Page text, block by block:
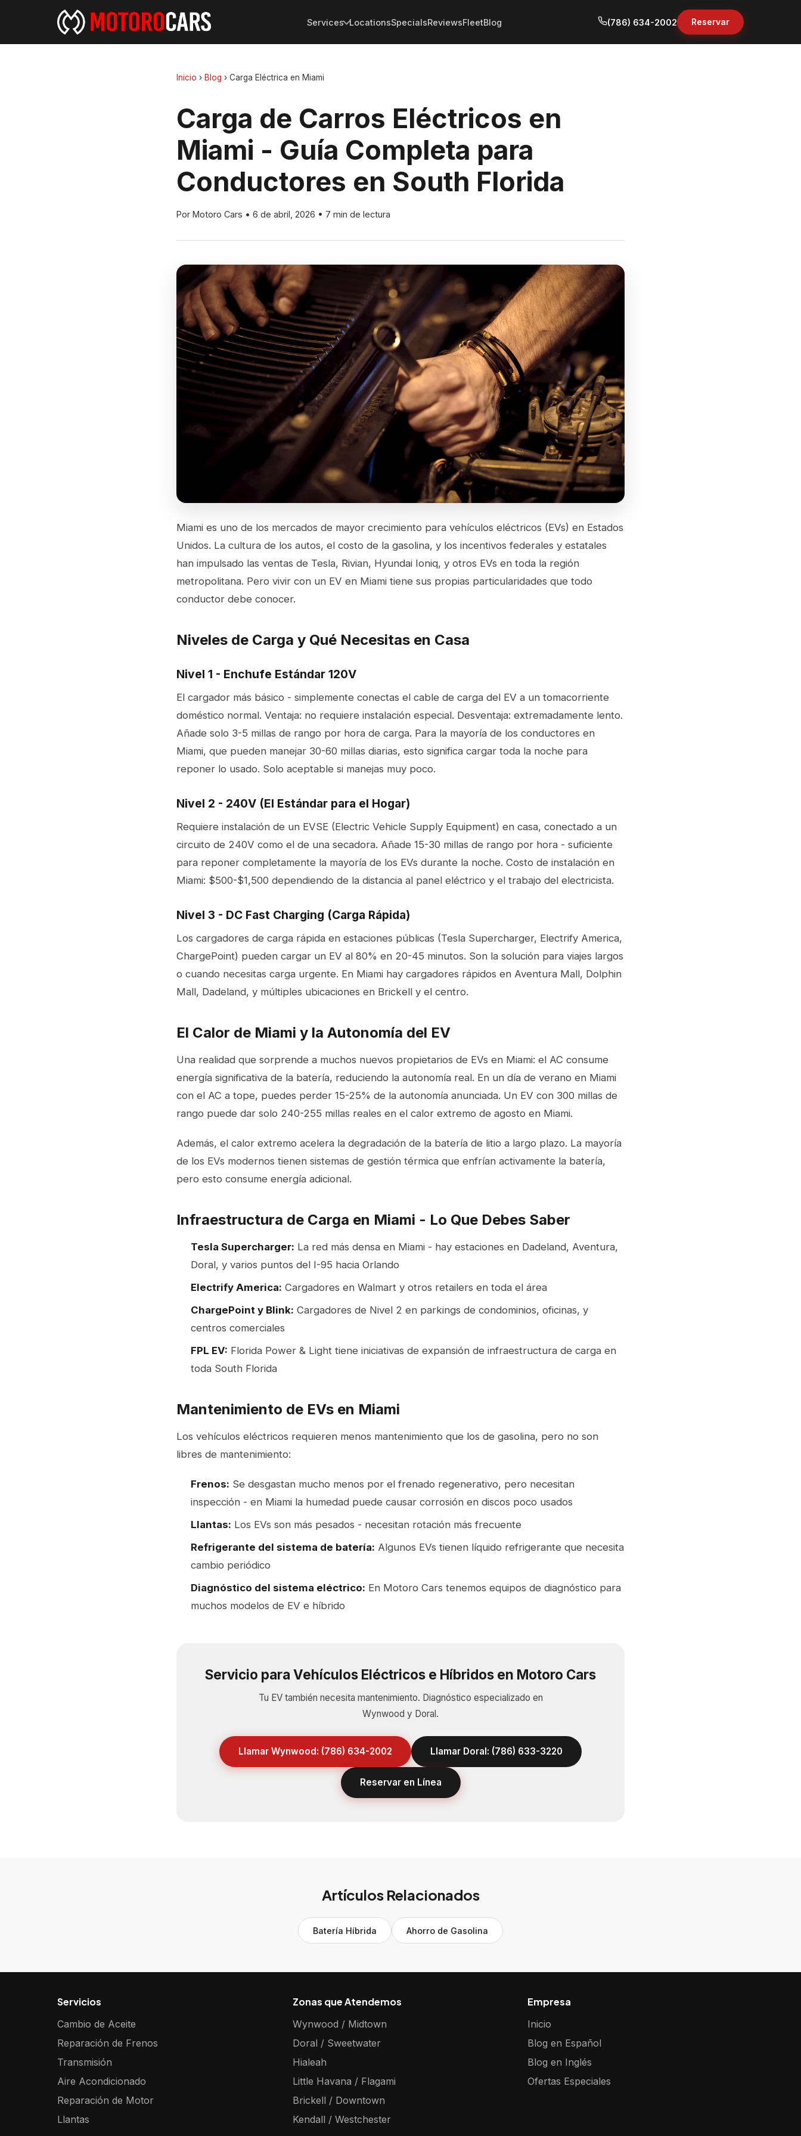
Services LocationsSpecialsReviewsFleetBlog (786) 634-2002 Reservar
Inicio › Blog › Carga Eléctrica en Miami
Carga de Carros Eléctricos en
Miami - Guía Completa para
Conductores en South Florida
Por Motoro Cars • 6 de abril, 2026 • 7 min de lectura
Miami es uno de los mercados de mayor crecimiento para vehículos eléctricos (EVs) en Estados
Unidos. La cultura de los autos, el costo de la gasolina, y los incentivos federales y estatales
han impulsado las ventas de Tesla, Rivian, Hyundai Ioniq, y otros EVs en toda la región
metropolitana. Pero vivir con un EV en Miami tiene sus propias particularidades que todo
conductor debe conocer.
Niveles de Carga y Qué Necesitas en Casa
Nivel 1 - Enchufe Estándar 120V
El cargador más básico - simplemente conectas el cable de carga del EV a un tomacorriente
doméstico normal. Ventaja: no requiere instalación especial. Desventaja: extremadamente lento.
Añade solo 3-5 millas de rango por hora de carga. Para la mayoría de los conductores en
Miami, que pueden manejar 30-60 millas diarias, esto significa cargar toda la noche para
reponer lo usado. Solo aceptable si manejas muy poco.
Nivel 2 - 240V (El Estándar para el Hogar)
Requiere instalación de un EVSE (Electric Vehicle Supply Equipment) en casa, conectado a un
circuito de 240V como el de una secadora. Añade 15-30 millas de rango por hora - suficiente
para reponer completamente la mayoría de los EVs durante la noche. Costo de instalación en
Miami: $500-$1,500 dependiendo de la distancia al panel eléctrico y el trabajo del electricista.
Nivel 3 - DC Fast Charging (Carga Rápida)
Los cargadores de carga rápida en estaciones públicas (Tesla Supercharger, Electrify America,
ChargePoint) pueden cargar un EV al 80% en 20-45 minutos. Son la solución para viajes largos
o cuando necesitas carga urgente. En Miami hay cargadores rápidos en Aventura Mall, Dolphin
Mall, Dadeland, y múltiples ubicaciones en Brickell y el centro.
El Calor de Miami y la Autonomía del EV
Una realidad que sorprende a muchos nuevos propietarios de EVs en Miami: el AC consume
energía significativa de la batería, reduciendo la autonomía real. En un día de verano en Miami
con el AC a tope, puedes perder 15-25% de la autonomía anunciada. Un EV con 300 millas de
rango puede dar solo 240-255 millas reales en el calor extremo de agosto en Miami.
Además, el calor extremo acelera la degradación de la batería de litio a largo plazo. La mayoría
de los EVs modernos tienen sistemas de gestión térmica que enfrían activamente la batería,
pero esto consume energía adicional.
Infraestructura de Carga en Miami - Lo Que Debes Saber
Tesla Supercharger: La red más densa en Miami - hay estaciones en Dadeland, Aventura,
Doral, y varios puntos del I-95 hacia Orlando
Electrify America: Cargadores en Walmart y otros retailers en toda el área
ChargePoint y Blink: Cargadores de Nivel 2 en parkings de condominios, oficinas, y
centros comerciales
FPL EV: Florida Power & Light tiene iniciativas de expansión de infraestructura de carga en
toda South Florida
Mantenimiento de EVs en Miami
Los vehículos eléctricos requieren menos mantenimiento que los de gasolina, pero no son
libres de mantenimiento:
Frenos: Se desgastan mucho menos por el frenado regenerativo, pero necesitan
inspección - en Miami la humedad puede causar corrosión en discos poco usados
Llantas: Los EVs son más pesados - necesitan rotación más frecuente
Refrigerante del sistema de batería: Algunos EVs tienen líquido refrigerante que necesita
cambio periódico
Diagnóstico del sistema eléctrico: En Motoro Cars tenemos equipos de diagnóstico para
muchos modelos de EV e híbrido
Servicio para Vehículos Eléctricos e Híbridos en Motoro Cars
Tu EV también necesita mantenimiento. Diagnóstico especializado en
Wynwood y Doral.
Llamar Wynwood: (786) 634-2002 Llamar Doral: (786) 633-3220
Reservar en Línea
Artículos Relacionados
Batería Híbrida Ahorro de Gasolina
Servicios
Cambio de Aceite
Reparación de Frenos
Transmisión
Aire Acondicionado
Reparación de Motor
Llantas
Zonas que Atendemos
Wynwood / Midtown
Doral / Sweetwater
Hialeah
Little Havana / Flagami
Brickell / Downtown
Kendall / Westchester
Empresa
Inicio
Blog en Español
Blog en Inglés
Ofertas Especiales